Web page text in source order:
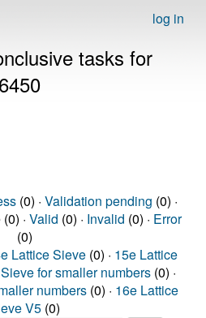
log in
tasks for
(0) · Validation pending (0) ·
· Valid (0) · Invalid (0) · Error
(0)
Lattice Sieve (0) · 15e Lattice
for smaller numbers (0) ·
numbers (0) · 16e Lattice
V5 (0)